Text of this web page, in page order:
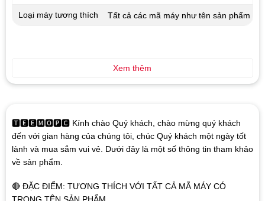
🆃🅴🅴🅼🅾🅿🅲 Kính chào Quý khách, chào mừng quý khách
đến với gian hàng của chúng tôi, chúc Quý khách một ngày tốt
lành và mua sắm vui vẻ. Dưới đây là một số thông tin tham khảo
về sản phẩm.
🔴 ĐẶC ĐIỂM: TƯƠNG THÍCH VỚI TẤT CẢ MÃ MÁY CÓ
TRONG TÊN SẢN PHẨM
Loại máy tương thích Tất cả các mã máy như tên sản phẩm
Xem thêm